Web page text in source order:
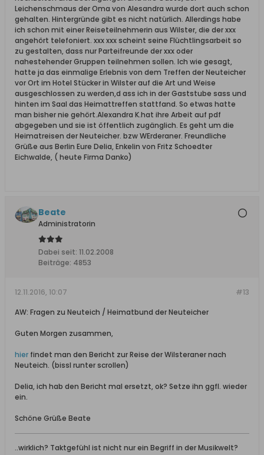
Leichenschmaus der Oma von Alesandra wurde dort auch schon
gehalten. Hintergründe gibt es nicht natürlich. Allerdings habe
ich schon mit einer Reiseteilnehmerin aus Wilster, die der xxx
angehört telefoniert. xxx xxx scheint seine Flüchtlingsarbeit so
zu gestalten, dass nur Parteifreunde der xxx oder
nahestehender Gruppen teilnehmen sollen. Ich wie gesagt,
hatte ja das einmalige Erlebnis von dem Treffen der Neuteicher
vor Ort im Hotel Stücker in Wilster auf die Art und Weise
ausgeschlossen zu werden,d ass ich in der Gaststube sass und
hinten im Saal das Heimattreffen stattfand. So etwas hatte
man bisher nie gehört.Alexandra K.hat ihre Arbeit auf pdf
abgegeben und sie ist öffentlich zugänglich. Es geht um die
Heimatreisen der Neuteicher. bzw WErderaner. Freundliche
Grüße aus Berlin Eure Delia, Enkelin von Fritz Schoedter
Eichwalde, ( heute Firma Danko)
Beate
Administratorin
Dabei seit: 11.02.2008
Beiträge: 4853
#13
12.11.2016, 10:07
AW: Fragen zu Neuteich / Heimatbund der Neuteicher
Guten Morgen zusammen,
hier findet man den Bericht zur Reise der Wilsteraner nach
Neuteich. (bissl runter scrollen)
Delia, ich hab den Bericht mal ersetzt, ok? Setze ihn ggfl. wieder
ein.
Schöne Grüße Beate
..wirklich? Taktgefühl ist nicht nur ein Begriff in der Musikwelt?